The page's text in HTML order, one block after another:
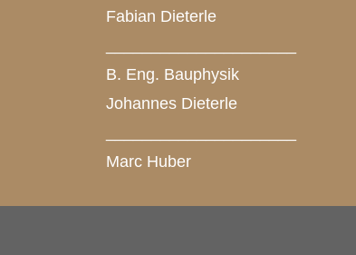
Fabian Dieterle
B. Eng. Bauphysik
Johannes Dieterle
Marc Huber